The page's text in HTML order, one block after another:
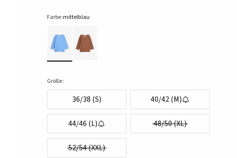
Farbe:mittelblau
Größe:
36/38 (S) 40/42 (M)
44/46 (L) 48/50 (XL)
52/54 (XXL)